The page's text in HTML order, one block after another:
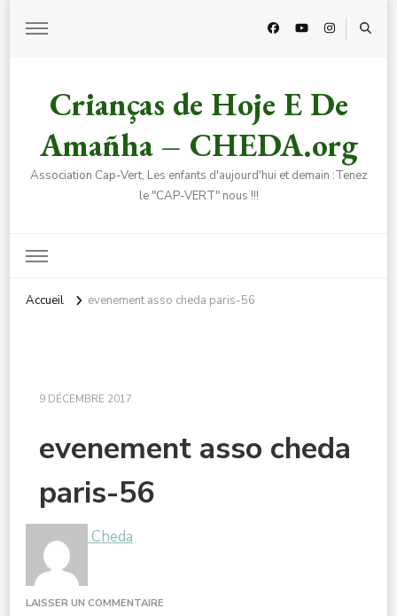
Crianças de Hoje E De
Amañha – CHEDA.org
Association Cap-Vert, Les enfants d'aujourd'hui et demain :Tenez
le "CAP-VERT" nous !!!
Accueil evenement asso cheda paris-56
9 DÉCEMBRE 2017
evenement asso cheda
paris-56
Cheda
LAISSER UN COMMENTAIRE